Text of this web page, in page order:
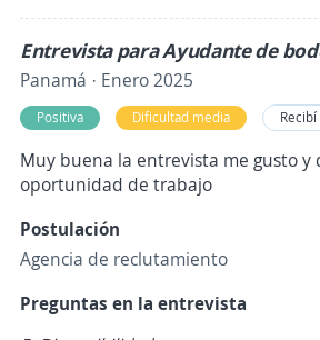
Entrevista para Ayudante de
Panamá · Enero 2025
Positiva Dificultad media
Muy buena la entrevista me gusto y
oportunidad de trabajo
Postulación
Agencia de reclutamiento
Preguntas en la entrevista